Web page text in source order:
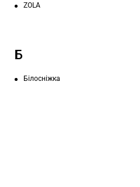
ZOLA
Б
Білосніжка